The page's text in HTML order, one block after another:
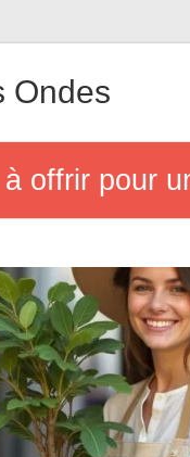
Ondes
à offrir pour